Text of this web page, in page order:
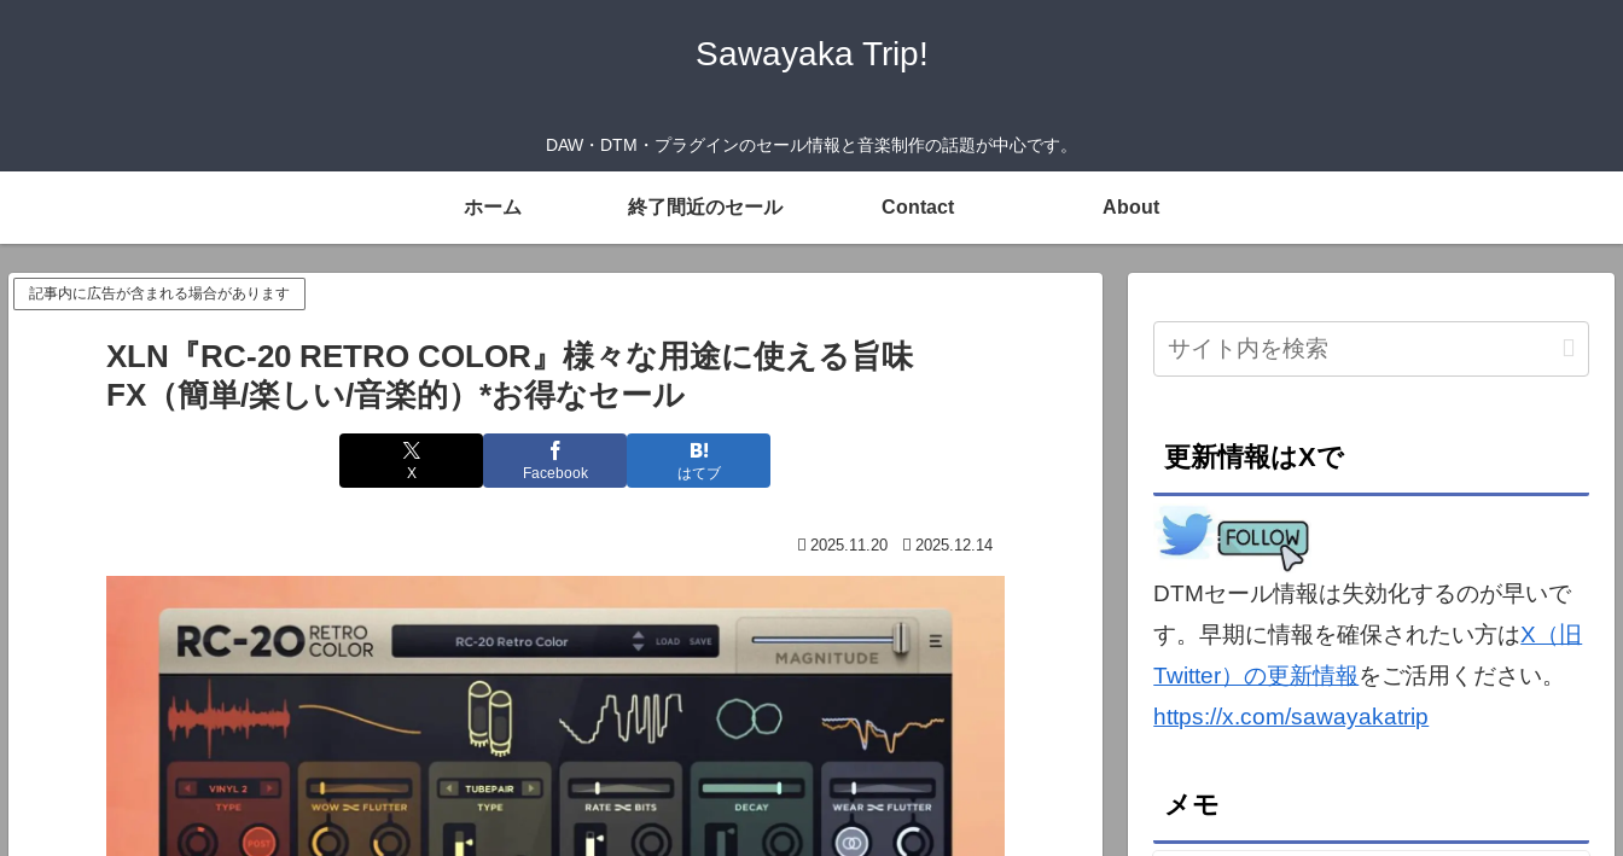
Sawayaka Trip!
DAW・DTM・プラグインのセール情報と音楽制作の話題が中心です。
ホーム 終了間近のセール Contact About
記事内に広告が含まれる場合があります
XLN『RC-20 RETRO COLOR』様々な用途に使える旨味
FX（簡単/楽しい/音楽的）*お得なセール
X Facebook はてブ
2025.11.20 2025.12.14
更新情報はXで
DTMセール情報は失効化するのが早いで
す。早期に情報を確保されたい方はX（旧
Twitter）の更新情報をご活用ください。
https://x.com/sawayakatrip
メモ